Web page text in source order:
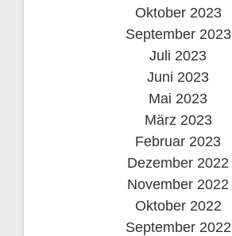
Oktober 2023
September 2023
Juli 2023
Juni 2023
Mai 2023
März 2023
Februar 2023
Dezember 2022
November 2022
Oktober 2022
September 2022